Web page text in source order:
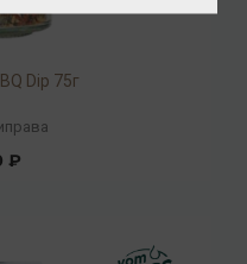
Dip 75г
₽